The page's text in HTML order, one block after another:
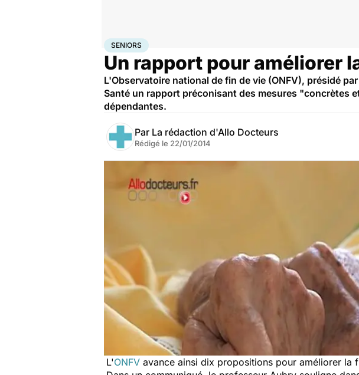
AccueilSantéMaladies
SENIORS
Un rapport pour améliorer
L'Observatoire national de fin de vie (ONFV), présidé
Santé un rapport préconisant des mesures "concrètes
dépendantes.
Par La rédaction d'Allo Docteurs
Rédigé le 22/01/2014
L'ONFV avance ainsi dix propositions pour améliorer la